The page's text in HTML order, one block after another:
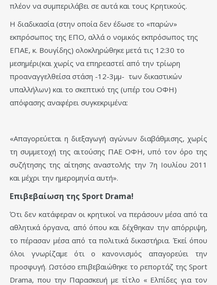
πλέον να συμπεριλάβει σε αυτά και τους Κρητικούς.
Η διαδικασία (στην οποία δεν έδωσε το «παρών»
εκπρόσωπος της ΕΠΟ, αλλά ο νομικός εκπρόσωπος της
ΕΠΑΕ, κ. Βουγίδης) ολοκληρώθηκε μετά τις 12:30 το
μεσημέρι(και χωρίς να επηρεαστεί από την τρίωρη
προαναγγελθείσα στάση -12-3μμ- των δικαστικών
υπαλλήλων) και το σκεπτικό της (υπέρ του ΟΦΗ)
απόφασης αναφέρει συγκεκριμένα:
«Απαγορεύεται η διεξαγωγή αγώνων διαβάθμισης, χωρίς
τη συμμετοχή της αιτούσης ΠΑΕ ΟΦΗ, υπό τον όρο της
συζήτησης της αίτησης αναστολής την 7η Ιουλίου 2011
και μέχρι την ημερομηνία αυτή».
Επιβεβαίωση της Sport Drama!
Ότι δεν κατάφεραν οι κρητικοί να περάσουν μέσα από τα
αθλητικά όργανα, από όπου και δέχθηκαν την απόρριψη,
το πέρασαν μέσα από τα πολιτικά δικαστήρια. Έκεί όπου
όλοι γνωρίζαμε ότι ο κανονισμός απαγορεύει την
προσφυγή. Ωστόσο επιβεβαιώθηκε το ρεπορτάζ της Sport
Drama, που την Παρασκευή με τίτλο « Ελπίδες για τον